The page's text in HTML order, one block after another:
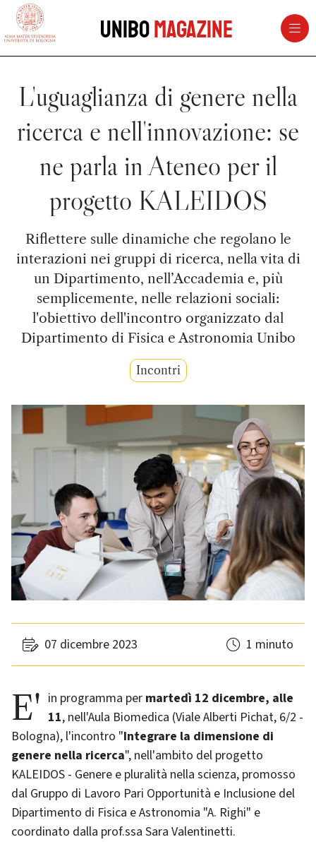
vai al contenuto della pagina
UniboMagazine
L'uguaglianza di genere nella
ricerca e nell'innovazione: se
ne parla in Ateneo per il
progetto KALEIDOS
Riflettere sulle dinamiche che regolano le
interazioni nei gruppi di ricerca, nella vita di
un Dipartimento, nell’Accademia e, più
semplicemente, nelle relazioni sociali:
l'obiettivo dell'incontro organizzato dal
Dipartimento di Fisica e Astronomia Unibo
Incontri
07 dicembre 2023 1 minuto
E' in programma per martedì 12 dicembre, alle
11, nell'Aula Biomedica (Viale Alberti Pichat, 6/2 -
Bologna), l'incontro "Integrare la dimensione di
genere nella ricerca", nell'ambito del progetto
KALEIDOS - Genere e pluralità nella scienza, promosso
dal Gruppo di Lavoro Pari Opportunità e Inclusione del
Dipartimento di Fisica e Astronomia "A. Righi" e
coordinato dalla prof.ssa Sara Valentinetti.